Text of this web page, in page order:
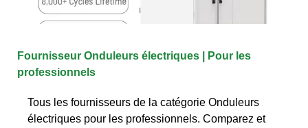
Fournisseur Onduleurs électriques | Pour les
professionnels
Tous les fournisseurs de la catégorie Onduleurs
électriques pour les professionnels. Comparez et